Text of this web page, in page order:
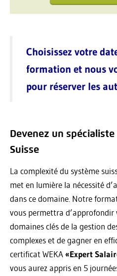
Choisissez votre
formation et nous
pour réserver les
Devenez un
Suisse
La complexité du système
met en lumière la nécessité
dans ce domaine. Notre
vous permettra d’approfondir
domaines clés de la gestion
complexes et de gagner en
certificat WEKA«Expert
vous aurez appris en 5